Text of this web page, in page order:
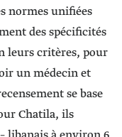
normes unifiées
des spécificités
leurs critères, pour
un médecin et
se base
Chatila, ils